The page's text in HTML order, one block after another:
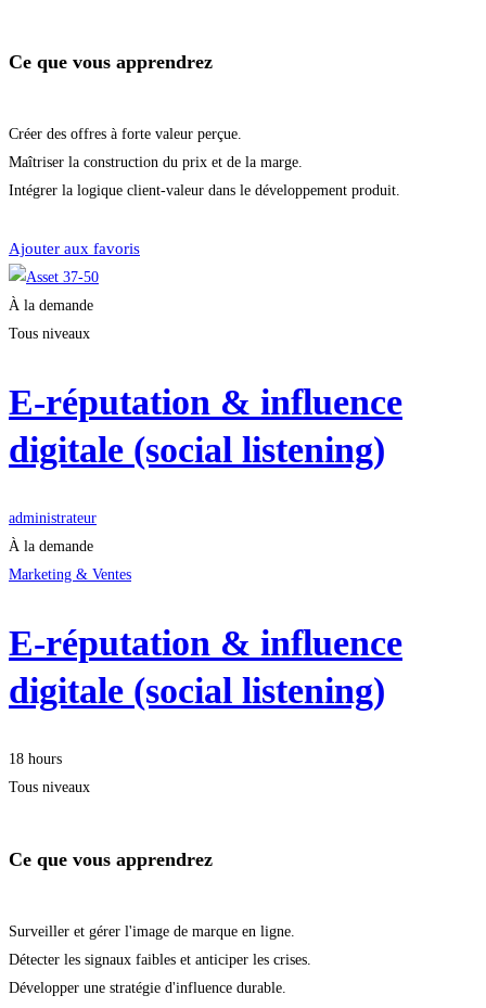
Ce que vous apprendrez
Créer des offres à forte valeur perçue.
Maîtriser la construction du prix et de la marge.
Intégrer la logique client-valeur dans le développement produit.
Ajouter aux favoris
À la demande
Tous niveaux
E-réputation & influence
digitale (social listening)
administrateur
À la demande
Marketing & Ventes
E-réputation & influence
digitale (social listening)
18 hours
Tous niveaux
Ce que vous apprendrez
Surveiller et gérer l'image de marque en ligne.
Détecter les signaux faibles et anticiper les crises.
Développer une stratégie d'influence durable.